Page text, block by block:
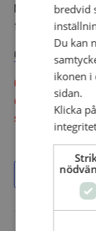
Mer
GÅ TILL
OBS! Du blir
om du har
separat
Lägg till i
bredvid
Du kan
ikonen i
sidan.
Klicka